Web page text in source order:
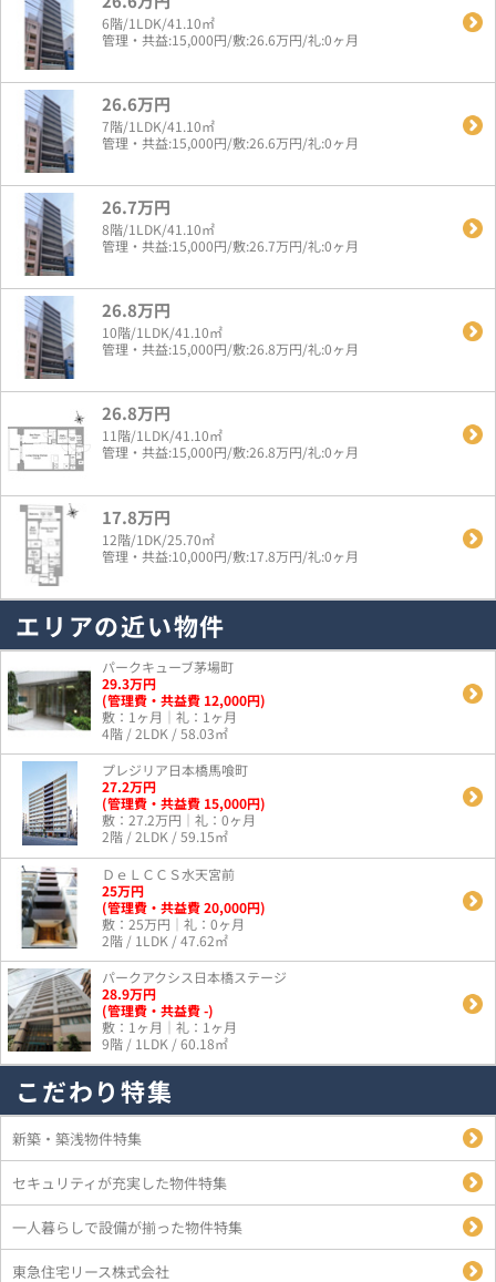
6階/1LDK/41.10㎡
管理・共益:15,000円/敷:26.6万円/礼:0ヶ月
26.6万円
7階/1LDK/41.10㎡
管理・共益:15,000円/敷:26.6万円/礼:0ヶ月
26.7万円
8階/1LDK/41.10㎡
管理・共益:15,000円/敷:26.7万円/礼:0ヶ月
26.8万円
10階/1LDK/41.10㎡
管理・共益:15,000円/敷:26.8万円/礼:0ヶ月
26.8万円
11階/1LDK/41.10㎡
管理・共益:15,000円/敷:26.8万円/礼:0ヶ月
17.8万円
12階/1DK/25.70㎡
管理・共益:10,000円/敷:17.8万円/礼:0ヶ月
エリアの近い物件
パークキューブ茅場町
29.3万円
(管理費・共益費 12,000円)
敷：1ヶ月｜礼：1ヶ月
4階 / 2LDK / 58.03㎡
プレジリア日本橋馬喰町
27.2万円
(管理費・共益費 15,000円)
敷：27.2万円｜礼：0ヶ月
2階 / 2LDK / 59.15㎡
ＤｅＬＣＣＳ水天宮前
25万円
(管理費・共益費 20,000円)
敷：25万円｜礼：0ヶ月
2階 / 1LDK / 47.62㎡
パークアクシス日本橋ステージ
28.9万円
(管理費・共益費 -)
敷：1ヶ月｜礼：1ヶ月
9階 / 1LDK / 60.18㎡
こだわり特集
新築・築浅物件特集
セキュリティが充実した物件特集
一人暮らしで設備が揃った物件特集
東急住宅リース株式会社